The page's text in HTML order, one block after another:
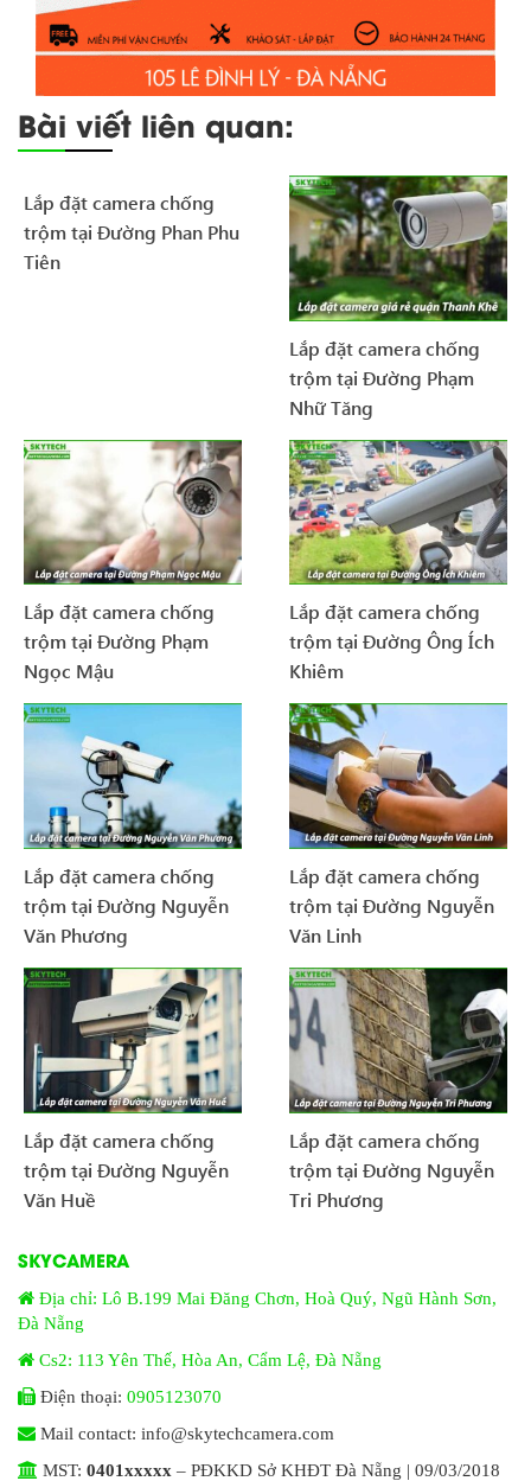
Bài viết liên quan:
Lắp đặt camera chống
trộm tại Đường Phan Phu
Tiên
Lắp đặt camera chống
trộm tại Đường Phạm
Nhữ Tăng
Lắp đặt camera chống
trộm tại Đường Phạm
Ngọc Mậu
Lắp đặt camera chống
trộm tại Đường Ông Ích
Khiêm
Lắp đặt camera chống
trộm tại Đường Nguyễn
Văn Phương
Lắp đặt camera chống
trộm tại Đường Nguyễn
Văn Linh
Lắp đặt camera chống
trộm tại Đường Nguyễn
Văn Huề
Lắp đặt camera chống
trộm tại Đường Nguyễn
Tri Phương
SKYCAMERA
Địa chỉ: Lô B.199 Mai Đăng Chơn, Hoà Quý, Ngũ Hành Sơn,
Đà Nẵng
Cs2: 113 Yên Thế, Hòa An, Cẩm Lệ, Đà Nẵng
Điện thoại: 0905123070
Mail contact: info@skytechcamera.com
MST: 0401xxxxx – PĐKKD Sở KHĐT Đà Nẵng | 09/03/2018